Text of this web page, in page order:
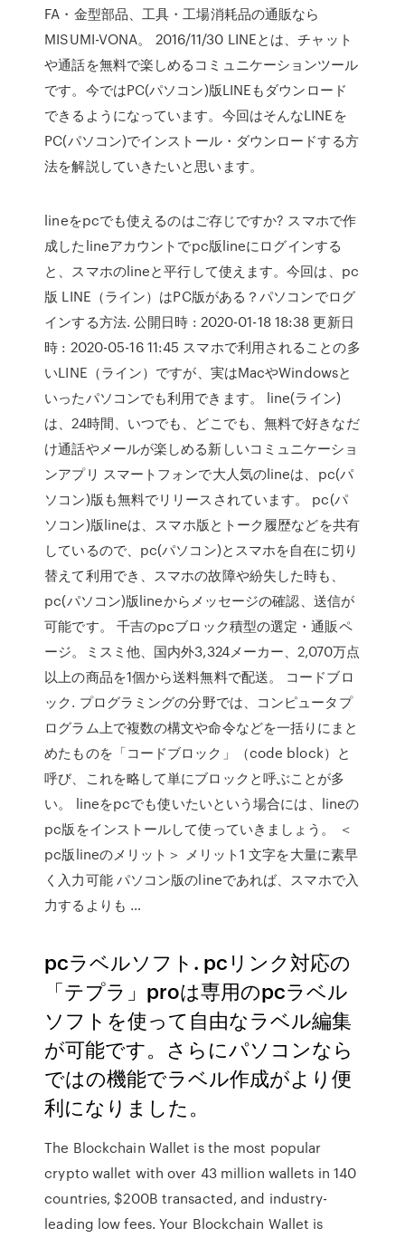
FA・金型部品、工具・工場消耗品の通販なら
MISUMI-VONA。 2016/11/30 LINEとは、チャット
や通話を無料で楽しめるコミュニケーションツール
です。今ではPC(パソコン)版LINEもダウンロード
できるようになっています。今回はそんなLINEを
PC(パソコン)でインストール・ダウンロードする方
法を解説していきたいと思います。
lineをpcでも使えるのはご存じですか? スマホで作
成したlineアカウントでpc版lineにログインする
と、スマホのlineと平行して使えます。今回は、pc
版 LINE（ライン）はPC版がある？パソコンでログ
インする方法. 公開日時 : 2020-01-18 18:38 更新日
時 : 2020-05-16 11:45 スマホで利用されることの多
いLINE（ライン）ですが、実はMacやWindowsと
いったパソコンでも利用できます。 line(ライン)
は、24時間、いつでも、どこでも、無料で好きなだ
け通話やメールが楽しめる新しいコミュニケーショ
ンアプリ スマートフォンで大人気のlineは、pc(パ
ソコン)版も無料でリリースされています。 pc(パ
ソコン)版lineは、スマホ版とトーク履歴などを共有
しているので、pc(パソコン)とスマホを自在に切り
替えて利用でき、スマホの故障や紛失した時も、
pc(パソコン)版lineからメッセージの確認、送信が
可能です。 千吉のpcブロック積型の選定・通販ペ
ージ。ミスミ他、国内外3,324メーカー、2,070万点
以上の商品を1個から送料無料で配送。 コードブロ
ック. プログラミングの分野では、コンピュータプ
ログラム上で複数の構文や命令などを一括りにまと
めたものを「コードブロック」（code block）と
呼び、これを略して単にブロックと呼ぶことが多
い。 lineをpcでも使いたいという場合には、lineの
pc版をインストールして使っていきましょう。 ＜
pc版lineのメリット＞ メリット1 文字を大量に素早
く入力可能 パソコン版のlineであれば、スマホで入
力するよりも …
pcラベルソフト. pcリンク対応の
「テプラ」proは専用のpcラベル
ソフトを使って自由なラベル編集
が可能です。さらにパソコンなら
ではの機能でラベル作成がより便
利になりました。
The Blockchain Wallet is the most popular
crypto wallet with over 43 million wallets in 140
countries, $200B transacted, and industry-
leading low fees. Your Blockchain Wallet is